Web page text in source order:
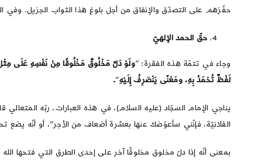
حفّزهم على التصدّق والإنفاق من أجل بلوغ هذا الثواب الجزيل. وفي
حقّ الحمد الإلهيّ
وجاء في تتمّة هذه الفقرة: “ولَوْ دَلَّ مَخْلُوقٌ مَخْلُوقًا مِنْ نَفْسِهِ عَلَى
لَفْظٌ تُحْمَدُ بِهِ، ومَعْنًى يَنْصَرِفُ إِلَيْهِ“
.
يناجي الإمام السجّاد (عليه السلام)، في هذه العبارات، ربّه المتعالي
الفلانيّة، فإنّني سأعوّضك عنها بعشرة أضعاف من الأجر”، أو أنّه
بمعنى أنّه إذا دلّ مخلوق مخلوقًا آخر على إحدى الطرق التي فتحها